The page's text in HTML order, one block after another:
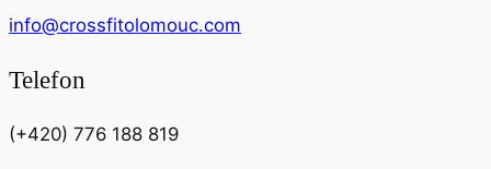
info@crossfitolomouc.com
Telefon
(+420) 776 188 819